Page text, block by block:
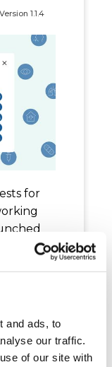
and ads, to
our traffic.
of our site with
Version 1.1.4
for
After
for